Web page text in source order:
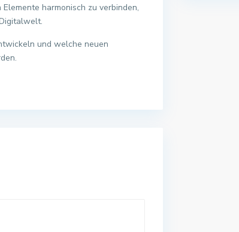
harmonisch zu verbinden,
und welche neuen